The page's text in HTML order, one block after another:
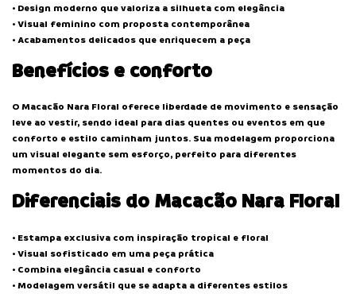
• Design moderno que valoriza a silhueta com elegância
• Visual feminino com proposta contemporânea
• Acabamentos delicados que enriquecem a peça
Benefícios e conforto
O Macacão Nara Floral oferece liberdade de movimento e sensação
leve ao vestir, sendo ideal para dias quentes ou eventos em que
conforto e estilo caminham juntos. Sua modelagem proporciona
um visual elegante sem esforço, perfeito para diferentes
momentos do dia.
Diferenciais do Macacão Nara Floral
• Estampa exclusiva com inspiração tropical e floral
• Visual sofisticado em uma peça prática
• Combina elegância casual e conforto
• Modelagem versátil que se adapta a diferentes estilos